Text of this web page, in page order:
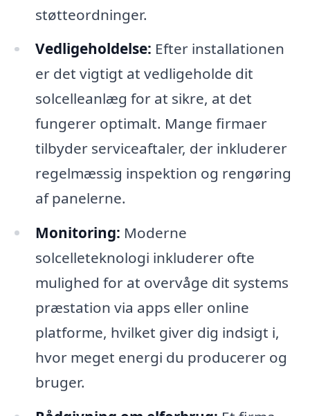
støtteordninger.
Vedligeholdelse: Efter installationen
er det vigtigt at vedligeholde dit
solcelleanlæg for at sikre, at det
fungerer optimalt. Mange firmaer
tilbyder serviceaftaler, der inkluderer
regelmæssig inspektion og rengøring
af panelerne.
Monitoring: Moderne
solcelleteknologi inkluderer ofte
mulighed for at overvåge dit systems
præstation via apps eller online
platforme, hvilket giver dig indsigt i,
hvor meget energi du producerer og
bruger.